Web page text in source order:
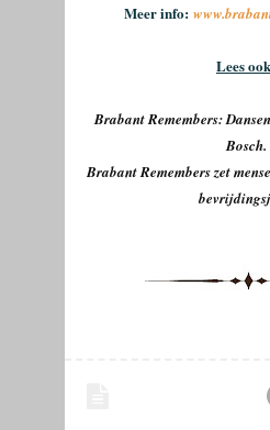
Meer info:
Lees
Brabant Remembers:
Bosch.
Brabant Remembers zet